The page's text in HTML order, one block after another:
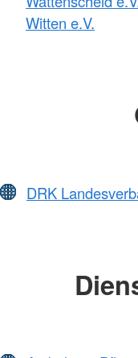
Witten e.V.
DRK